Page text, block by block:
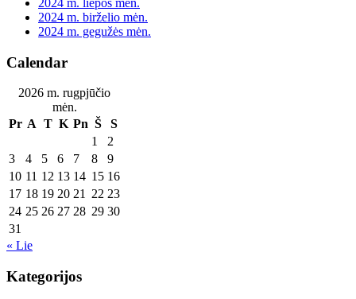
2024 m. birželio mėn.
2024 m. gegužės mėn.
Calendar
2026 m. rugpjūčio
mėn.
Pr A T K Pn Š
S
1
2
3
4 5 6 7 8
9
10 11 12 13 14 15 16
17 18 19 20 21 22 23
24 25 26 27 28 29 30
31
« Lie
Kategorijos